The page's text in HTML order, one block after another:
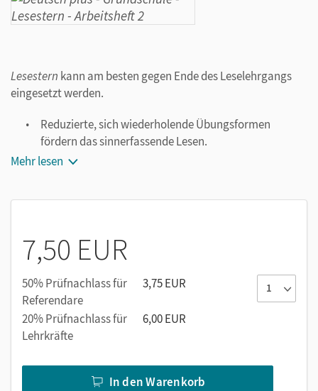
Lesestern kann am besten gegen Ende des Leselehrgangs
eingesetzt werden.
Reduzierte, sich wiederholende Übungsformen
fördern das sinnerfassende Lesen.
Systematisch und klar strukturierte Seiten erleichtern
Die ansprechende Gestaltung motiviert zum Lesen.
Lesesternist lehrwerkunabhängig.
Mehr lesen
7,50 EUR
50% Prüfnachlass für
Referendare
3,75 EUR
20% Prüfnachlass für
Lehrkräfte
6,00 EUR
In den Warenkorb